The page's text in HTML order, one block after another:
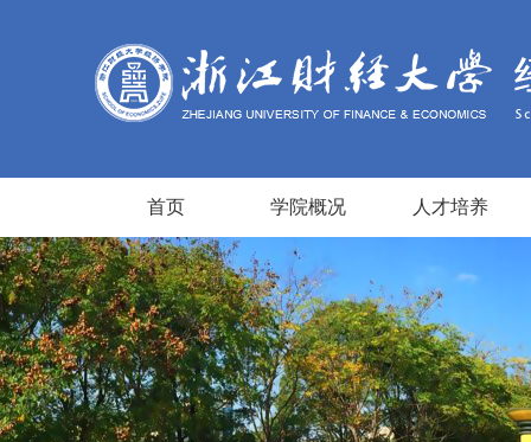
首页 学院概况 人才培养